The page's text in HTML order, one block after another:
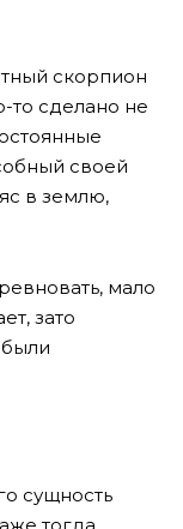
скорпион
то сделано не
своей
в землю,
мало
зато
сущность